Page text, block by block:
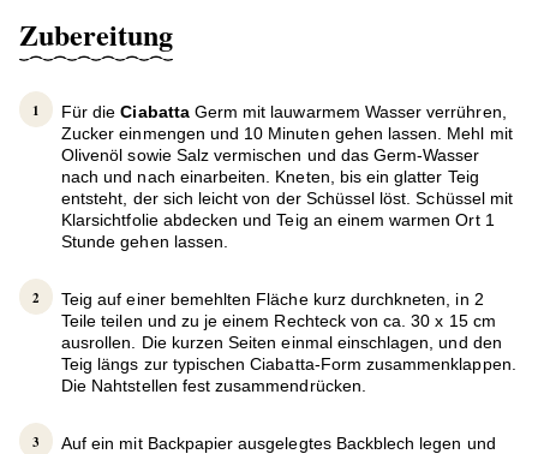
Zubereitung
Für die CiabattaGerm mit lauwarmem Wasser verrühren,
Zucker einmengen und 10 Minuten gehen lassen. Mehl mit
Olivenöl sowie Salz vermischen und das Germ-Wasser
nach und nach einarbeiten. Kneten, bis ein glatter Teig
entsteht, der sich leicht von der Schüssel löst. Schüssel mit
Klarsichtfolie abdecken und Teig an einem warmen Ort 1
Stunde gehen lassen.
Teig auf einer bemehlten Fläche kurz durchkneten, in 2
Teile teilen und zu je einem Rechteck von ca. 30 x 15 cm
ausrollen. Die kurzen Seiten einmal einschlagen, und den
Teig längs zur typischen Ciabatta-Form zusammenklappen.
Die Nahtstellen fest zusammendrücken.
Auf ein mit Backpapier ausgelegtes Backblech legen und